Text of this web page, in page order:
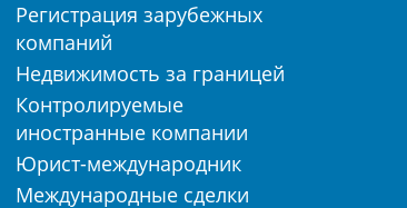
Регистрация зарубежных
компаний
Недвижимость за границей
Контролируемые
иностранные компании
Юрист-международник
Международные сделки